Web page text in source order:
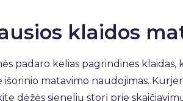
klaidos
padaro kelias pagrindines
išorinio matavimo naudojimas.
dėžės sienelių storį prie